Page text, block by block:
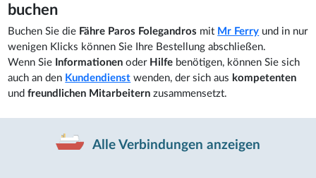
buchen
Buchen Sie die Fähre Paros Folegandros mit Mr Ferry und in nur
wenigen Klicks können Sie Ihre Bestellung abschließen.
Wenn Sie Informationenoder Hilfe benötigen, können Sie sich
auch an den Kundendienst wenden, der sich aus kompetenten
undfreundlichen Mitarbeiternzusammensetzt.
Alle Verbindungen anzeigen